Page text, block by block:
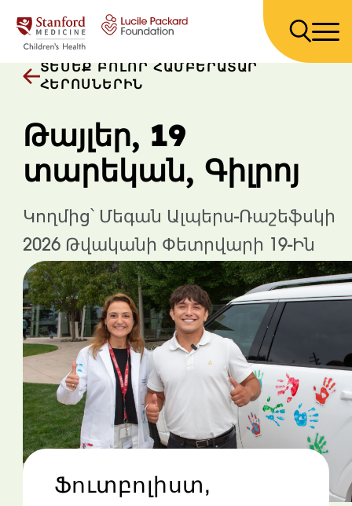
Անցնել բովանդակությանը
ՏԵՍԵՔ ԲՈԼՈՐ ՀԱՄԲԵՐԱՏԱՐ
ՀԵՐՈՍՆԵՐԻՆ
Թայլեր, 19
տարեկան, Գիլրոյ
Կողմից՝ Մեգան Ալպերս-Ռաշեֆսկի
2026 Թվականի Փետրվարի 19-Ին
Ֆուտբոլիստ,